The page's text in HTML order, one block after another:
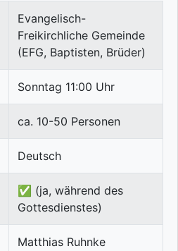
Evangelisch-
Freikirchliche Gemeinde
(EFG, Baptisten, Brüder)
Sonntag 11:00 Uhr
ca. 10-50 Personen
Deutsch
✅ (ja, während des
Gottesdienstes)
Matthias Ruhnke